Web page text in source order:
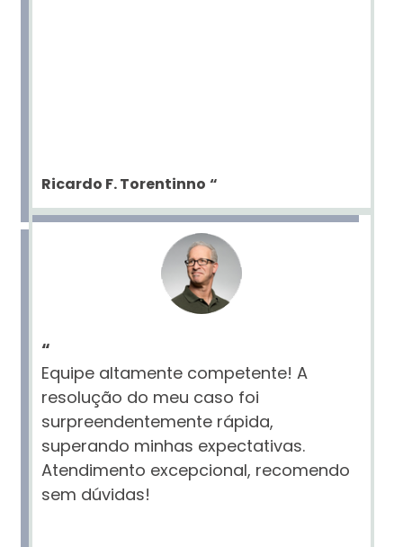
Ricardo F. Torentinno “
“
Equipe altamente competente! A
resolução do meu caso foi
surpreendentemente rápida,
superando minhas expectativas.
Atendimento excepcional, recomendo
sem dúvidas!